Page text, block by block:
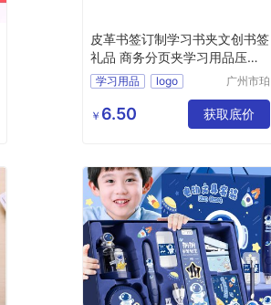
皮革书签订制学习书夹文创书签
礼品 商务分页夹学习用品压印lo
go
学习用品 logo
广州市珀
限公司
￥ 6.50 获取底价